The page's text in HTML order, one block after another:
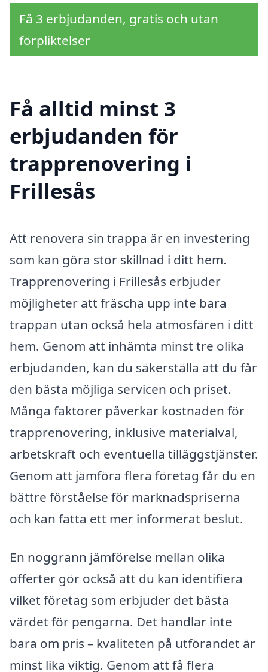
Få 3 erbjudanden, gratis och utan
förpliktelser
Få alltid minst 3
erbjudanden för
trapprenovering i
Frillesås
Att renovera sin trappa är en investering
som kan göra stor skillnad i ditt hem.
Trapprenovering i Frillesås erbjuder
möjligheter att fräscha upp inte bara
trappan utan också hela atmosfären i ditt
hem. Genom att inhämta minst tre olika
erbjudanden, kan du säkerställa att du får
den bästa möjliga servicen och priset.
Många faktorer påverkar kostnaden för
trapprenovering, inklusive materialval,
arbetskraft och eventuella tilläggstjänster.
Genom att jämföra flera företag får du en
bättre förståelse för marknadspriserna
och kan fatta ett mer informerat beslut.
En noggrann jämförelse mellan olika
offerter gör också att du kan identifiera
vilket företag som erbjuder det bästa
värdet för pengarna. Det handlar inte
bara om pris – kvaliteten på utförandet är
minst lika viktig. Genom att få flera